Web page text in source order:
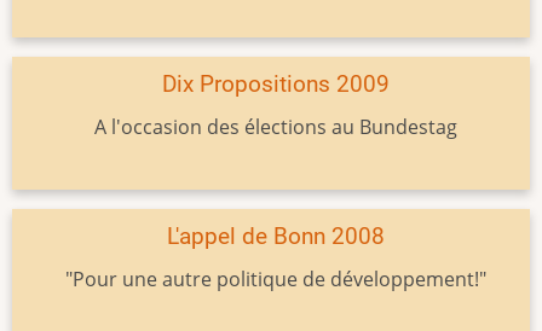
Dix Propositions 2009
A l'occasion des élections au Bundestag
L'appel de Bonn 2008
"Pour une autre politique de développement!"